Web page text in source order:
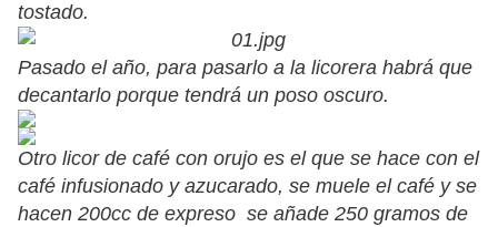
tostado.
Pasado el año, para pasarlo a la licorera habrá que
decantarlo porque tendrá un poso oscuro.
Otro licor de café con orujo es el que se hace con el
café infusionado y azucarado, se muele el café y se
hacen 200cc de expreso se añade 250 gramos de